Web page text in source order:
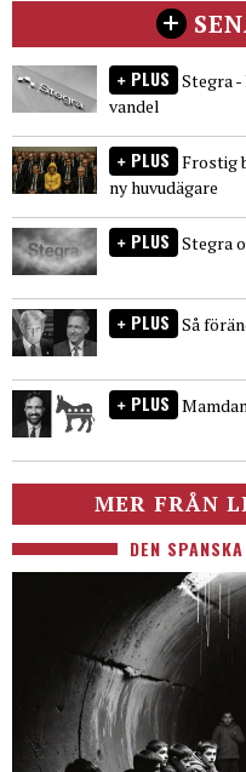
PLUS Stegra
vandel
PLUS Frostig
ny huvudägare
PLUS Stegra
PLUS Så
PLUS
MER FRÅN
DEN